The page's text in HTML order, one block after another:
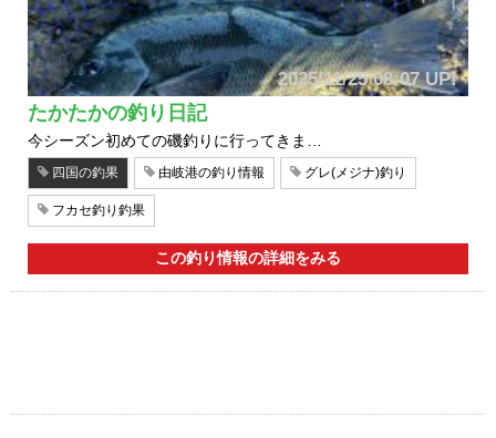
2025/11/25 08:07 UP!
たかたかの釣り日記
今シーズン初めての磯釣りに行ってきま…
四国の釣果 由岐港の釣り情報 グレ(メジナ)釣り
フカセ釣り釣果
この釣り情報の詳細をみる